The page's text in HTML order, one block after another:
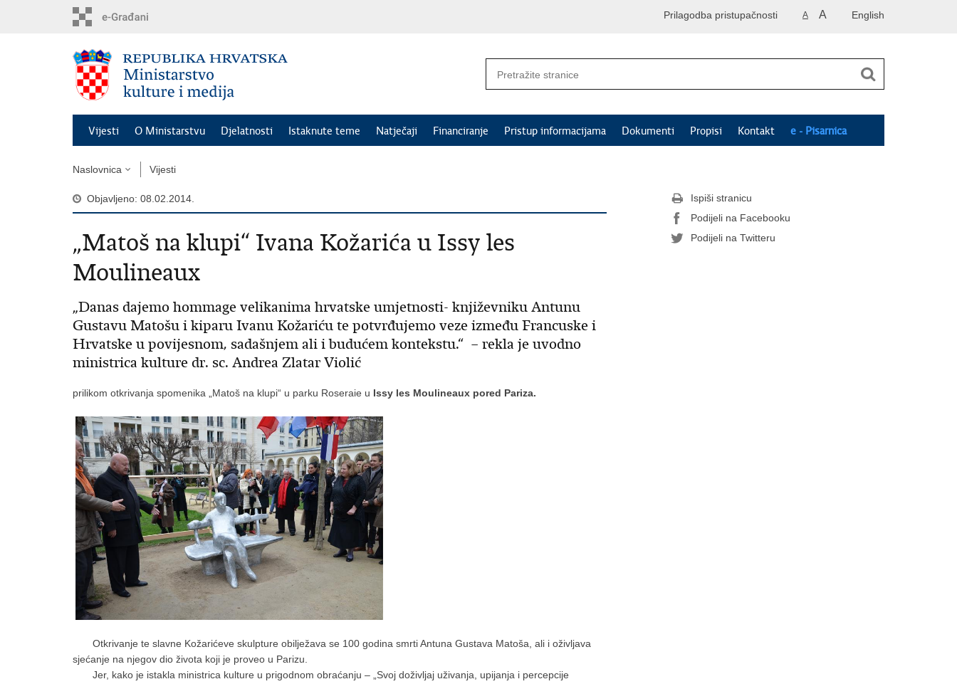
English
A A
Prilagodba pristupačnosti
Vijesti O Ministarstvu Djelatnosti Istaknute teme Natječaji Financiranje Pristup informacijama Dokumenti Propisi Kontakt e - Pisarnica
Naslovnica Vijesti
Objavljeno: 08.02.2014.
„Matoš na klupi“ Ivana Kožarića u Issy les
Moulineaux
„Danas dajemo hommage velikanima hrvatske umjetnosti- književniku Antunu
Gustavu Matošu i kiparu Ivanu Kožariću te potvrđujemo veze između Francuske i
Hrvatske u povijesnom, sadašnjem ali i budućem kontekstu.“ – rekla je uvodno
ministrica kulture dr. sc. Andrea Zlatar Violić
prilikom otkrivanja spomenika „Matoš na klupi“ u parku Roseraie u Issy les Moulineaux pored Pariza.
Otkrivanje te slavne Kožarićeve skulpture obilježava se 100 godina smrti Antuna Gustava Matoša, ali i oživljava
sjećanje na njegov dio života koji je proveo u Parizu.
Jer, kako je istakla ministrica kulture u prigodnom obraćanju – „Svoj doživljaj uživanja, upijanja i percepcije
Ispiši stranicu
Podijeli na Facebooku
Podijeli na Twitteru